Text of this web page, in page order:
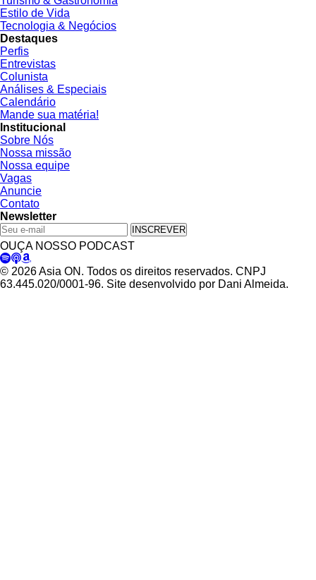
Estilo de Vida
Tecnologia & Negócios
Destaques
Perfis
Entrevistas
Colunista
Análises & Especiais
Calendário
Mande sua matéria!
Institucional
Sobre Nós
Nossa missão
Nossa equipe
Vagas
Anuncie
Contato
Newsletter
INSCREVER
OUÇA NOSSO PODCAST
© 2026 Asia ON. Todos os direitos reservados. CNPJ
63.445.020/0001-96. Site desenvolvido por Dani Almeida.